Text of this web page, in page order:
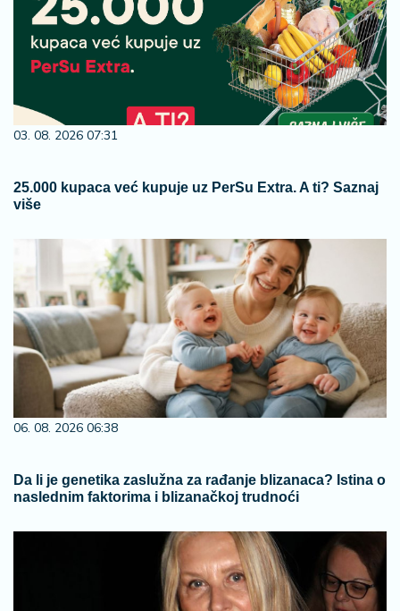
03. 08. 2026 07:31
25.000 kupaca već kupuje uz PerSu Extra. A ti? Saznaj
više
06. 08. 2026 06:38
Da li je genetika zaslužna za rađanje blizanaca? Istina o
naslednim faktorima i blizanačkoj trudnoći